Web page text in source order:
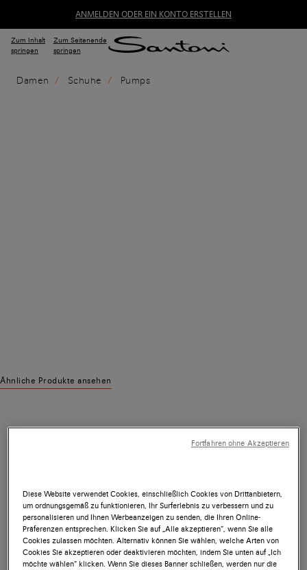
ANMELDEN ODER EIN KONTO ERSTELLEN
Zum Inhalt
springen
Zum Seitenende
springen
Damen Schuhe Pumps
Ähnliche Produkte ansehen
Diese Website verwendet Cookies, einschließlich Cookies von Drittanbietern,
um ordnungsgemäß zu funktionieren, Ihr Surferlebnis zu verbessern und zu
personalisieren und Ihnen Werbeanzeigen zu senden, die Ihren Online-
Präferenzen entsprechen. Klicken Sie auf „Alle akzeptieren“, wenn Sie alle
Cookies zulassen möchten. Alternativ können Sie wählen, welche Arten von
Cookies Sie akzeptieren oder deaktivieren möchten, indem Sie unten auf „Ich
möchte wählen“ klicken. Wenn Sie dieses Banner schließen, werden nur die
Fortfahren ohne Akzeptieren